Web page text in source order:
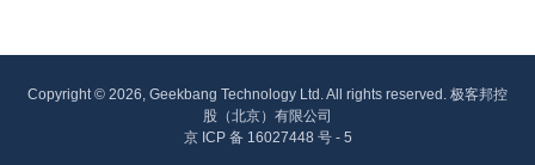
Copyright © 2026, Geekbang Technology Ltd. All rights reserved. 极客邦控
股（北京）有限公司
京 ICP 备 16027448 号 - 5